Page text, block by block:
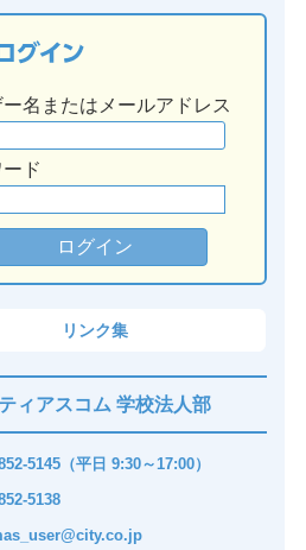
名またはメールアドレス
ド
リンク集
ィアスコム 学校法人部
5145（平日 9:30～17:00）
5138